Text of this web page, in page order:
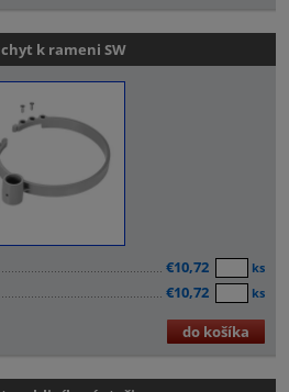
k rameni SW
€10,72 ks
€10,72 ks
do košíka